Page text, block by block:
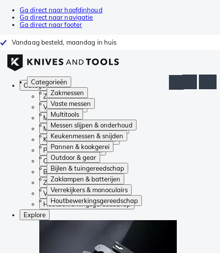
Ga direct naar hoofdinhoud
Ga direct naar navigatie
Ga direct naar footer
Vandaag besteld, maandag in huis
Categorieën
Zakmessen
Vaste messen
Multitools
Messen slijpen & onderhoud
Keukenmessen & snijden
Pannen & kookgerei
Outdoor & gear
Bijlen & tuingereedschap
Zaklampen & batterijen
Verrekijkers & monoculairs
Houtbewerkingsgereedschap
Categorieën
Zakmessen
Vaste messen
Multitools
Messen slijpen & onderhoud
Keukenmessen & snijden
Pannen & kookgerei
Outdoor & gear
Bijlen & tuingereedschap
Zaklampen & batterijen
Verrekijkers & monoculairs
Houtbewerkingsgereedschap
Explore